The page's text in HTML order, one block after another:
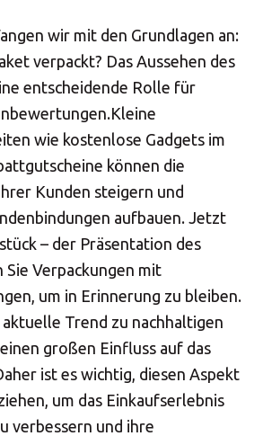
wir mit den Grundlagen an:
verpackt? Das Aussehen des
entscheidende Rolle für
wie kostenlose Gadgets im
können die
Kunden steigern und
aufbauen. Jetzt
– der Präsentation des
Sie Verpackungen mit
um in Erinnerung zu bleiben.
Trend zu nachhaltigen
großen Einfluss auf das
ist es wichtig, diesen Aspekt
um das Einkaufserlebnis
verbessern und ihre